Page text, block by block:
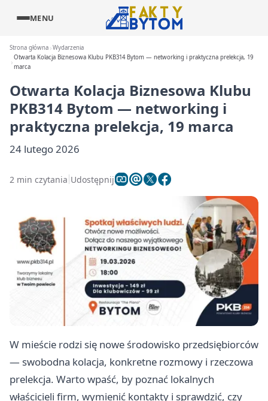
MENU
Strona główna Wydarzenia
Otwarta Kolacja Biznesowa Klubu PKB314 Bytom — networking i praktyczna prelekcja, 19
marca
Otwarta Kolacja Biznesowa Klubu
PKB314 Bytom — networking i
praktyczna prelekcja, 19 marca
24 lutego 2026
2 min czytania Udostępnij
W mieście rodzi się nowe środowisko przedsiębiorców
— swobodna kolacja, konkretne rozmowy i rzeczowa
prelekcja. Warto wpaść, by poznać lokalnych
właścicieli firm, wymienić kontakty i sprawdzić, czy